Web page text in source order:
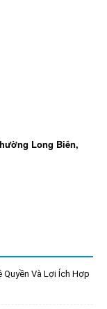
Long Biên,
Và Lợi Ích Hợp